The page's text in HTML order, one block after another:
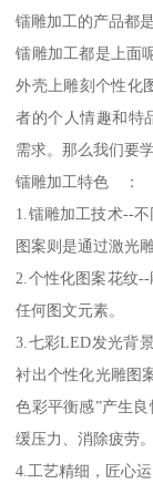
镭雕加工的产品都
镭雕加工都是上面
外壳上雕刻个性化
者的个人情趣和特
需求。那么我们要
镭雕加工特色 ：
1.镭雕加工技术--
图案则是通过激光
2.个性化图案花纹
任何图文元素。
3.七彩LED发光背
衬出个性化光雕图
色彩平衡感”产生
缓压力、消除疲劳。
4.工艺精细，匠心运